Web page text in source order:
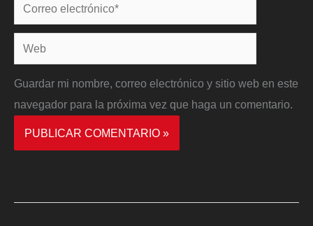
electrónico*
Web
Guardar mi nombre, correo electrónico y sitio web en este
navegador para la próxima vez que haga un comentario.